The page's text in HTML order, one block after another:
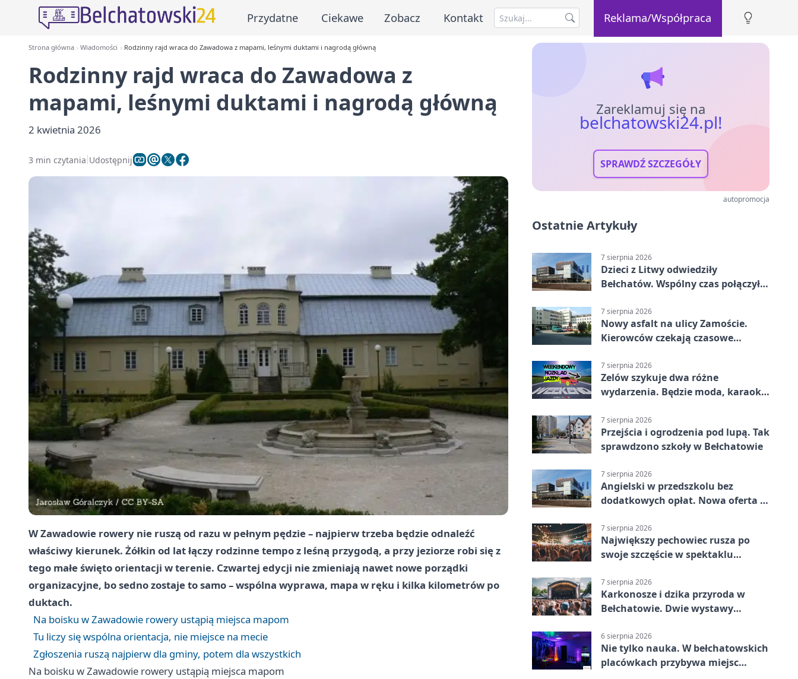
Przydatne Ciekawe Zobacz Kontakt Reklama/Współpraca
Strona główna Wiadomości Rodzinny rajd wraca do Zawadowa z mapami, leśnymi duktami i nagrodą główną
Rodzinny rajd wraca do Zawadowa z
mapami, leśnymi duktami i nagrodą główną
2 kwietnia 2026
3 min czytania Udostępnij
W Zawadowie rowery nie ruszą od razu w pełnym pędzie – najpierw trzeba będzie odnaleźć
właściwy kierunek. Żółkin od lat łączy rodzinne tempo z leśną przygodą, a przy jeziorze robi się z
tego małe święto orientacji w terenie. Czwartej edycji nie zmieniają nawet nowe porządki
organizacyjne, bo sedno zostaje to samo – wspólna wyprawa, mapa w ręku i kilka kilometrów po
duktach.
Na boisku w Zawadowie rowery ustąpią miejsca mapom
Tu liczy się wspólna orientacja, nie miejsce na mecie
Zgłoszenia ruszą najpierw dla gminy, potem dla wszystkich
Na boisku w Zawadowie rowery ustąpią miejsca mapom
Zareklamuj się na
belchatowski24.pl!
SPRAWDŹ SZCZEGÓŁY
autopromocja
Ostatnie Artykuły
7 sierpnia 2026
Dzieci z Litwy odwiedziły
Bełchatów. Wspólny czas połączył
7 sierpnia 2026
Nowy asfalt na ulicy Zamoście.
Kierowców czekają czasowe
7 sierpnia 2026
Zelów szykuje dwa różne
wydarzenia. Będzie moda, karaoke
7 sierpnia 2026
Przejścia i ogrodzenia pod lupą. Tak
sprawdzono szkoły w Bełchatowie
7 sierpnia 2026
Angielski w przedszkolu bez
dodatkowych opłat. Nowa oferta w
7 sierpnia 2026
Największy pechowiec rusza po
swoje szczęście w spektaklu
7 sierpnia 2026
Karkonosze i dzika przyroda w
Bełchatowie. Dwie wystawy
6 sierpnia 2026
Nie tylko nauka. W bełchatowskich
placówkach przybywa miejsc